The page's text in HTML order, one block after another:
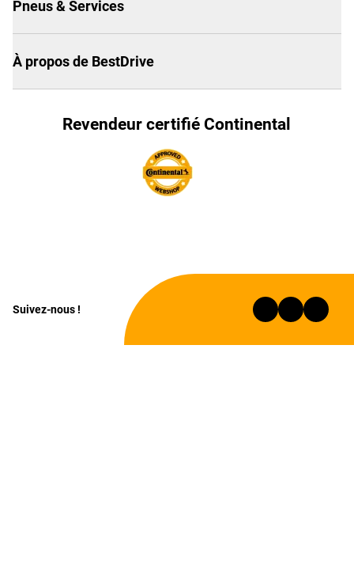
Pneus & Services
À propos de BestDrive
Revendeur certifié Continental
Suivez-nous !